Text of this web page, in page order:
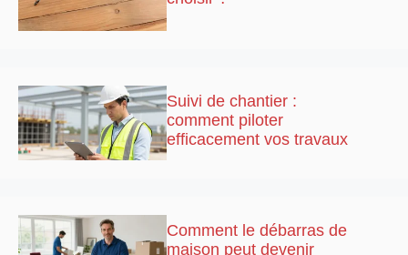
Suivi de chantier :
comment piloter
efficacement vos travaux
Comment le débarras de
maison peut devenir